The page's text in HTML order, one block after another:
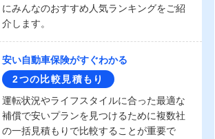
にみんなのおすすめ人気ランキングをご紹
介します。
安い自動車保険がすぐわかる
2つの比較見積もり
運転状況やライフスタイルに合った最適な
補償で安いプランを見つけるために複数社
の一括見積もりで比較することが重要で